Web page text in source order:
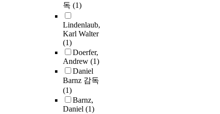
독 (1)
Lindenlaub,
Karl Walter
(1)
Doerfer,
Andrew (1)
Daniel
Barnz 감독
(1)
Barnz,
Daniel (1)